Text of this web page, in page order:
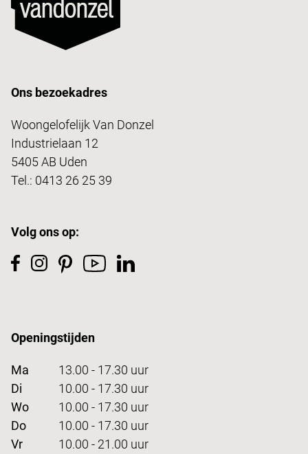
Ons bezoekadres
Woongelofelijk Van Donzel
Industrielaan 12
5405 AB Uden
Tel.: 0413 26 25 39
Volg ons op:
Openingstijden
Ma
13.00 - 17.30 uur
Di
10.00 - 17.30 uur
Wo
10.00 - 17.30 uur
Do
10.00 - 17.30 uur
Vr
10.00 - 21.00 uur